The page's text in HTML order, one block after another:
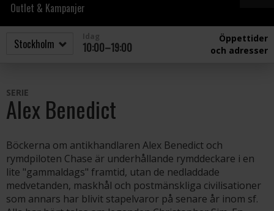
Outlet & Kampanjer
10:00–19:00
Öppettider
och adresser
SERIE
Alex Benedict
Böckerna om antikhandlaren Alex Benedict och
rymdpiloten Chase är underhållande rymddeckare i en
lite "gammaldags" framtid, utan de nedladdade
medvetanden, maskhål och postmänskliga civilisationer
som annars har blivit stapelvaror på senare år inom sf.